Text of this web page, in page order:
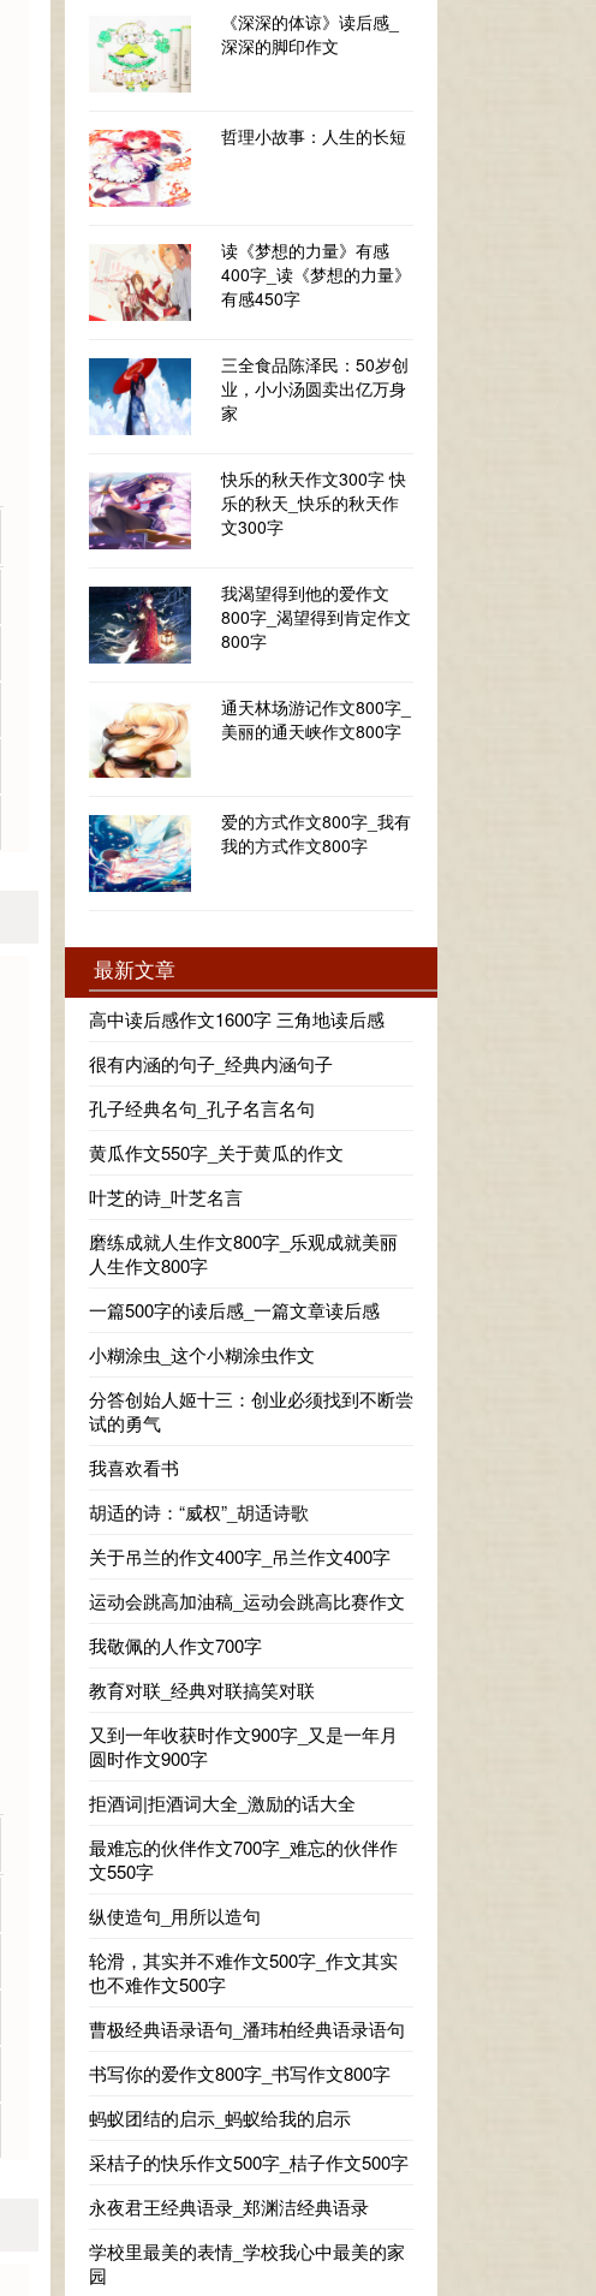
《深深的体谅》读后感_
深深的脚印作文
哲理小故事：人生的长短
读《梦想的力量》有感
400字_读《梦想的力量》
有感450字
三全食品陈泽民：50岁创
业，小小汤圆卖出亿万身
家
快乐的秋天作文300字 快
乐的秋天_快乐的秋天作
文300字
我渴望得到他的爱作文
800字_渴望得到肯定作文
800字
通天林场游记作文800字_
美丽的通天峡作文800字
爱的方式作文800字_我有
我的方式作文800字
最新文章
高中读后感作文1600字 三角地读后感
很有内涵的句子_经典内涵句子
孔子经典名句_孔子名言名句
黄瓜作文550字_关于黄瓜的作文
叶芝的诗_叶芝名言
磨练成就人生作文800字_乐观成就美丽
人生作文800字
一篇500字的读后感_一篇文章读后感
小糊涂虫_这个小糊涂虫作文
分答创始人姬十三：创业必须找到不断尝
试的勇气
我喜欢看书
胡适的诗：“威权”_胡适诗歌
关于吊兰的作文400字_吊兰作文400字
运动会跳高加油稿_运动会跳高比赛作文
我敬佩的人作文700字
教育对联_经典对联搞笑对联
又到一年收获时作文900字_又是一年月
圆时作文900字
拒酒词|拒酒词大全_激励的话大全
最难忘的伙伴作文700字_难忘的伙伴作
文550字
纵使造句_用所以造句
轮滑，其实并不难作文500字_作文其实
也不难作文500字
曹极经典语录语句_潘玮柏经典语录语句
书写你的爱作文800字_书写作文800字
蚂蚁团结的启示_蚂蚁给我的启示
采桔子的快乐作文500字_桔子作文500字
永夜君王经典语录_郑渊洁经典语录
学校里最美的表情_学校我心中最美的家
园